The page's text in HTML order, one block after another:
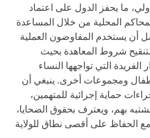
ما يحفز الدول على اعتماد
المحلية من خلال المساعدة
أن يستخدم المفاوضون العملية
شروط المعاهدة بحيث
التي تواجهها النساء
ومجموعات أخرى. ينبغي أن
حماية إجرائية للمتهمين،
بهم، ويعترف بحقوق الضحايا،
الحفاظ على أقصى نطاق للولاية